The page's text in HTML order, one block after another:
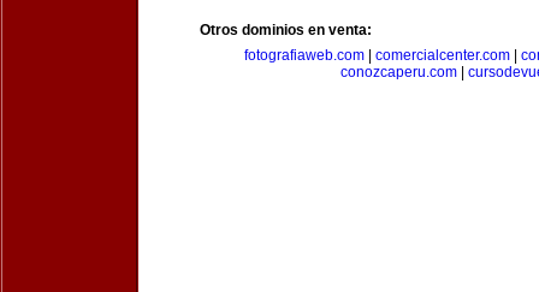
Otros dominios en venta:
fotografiaweb.com| comercialcenter.com|
conozcaperu.com